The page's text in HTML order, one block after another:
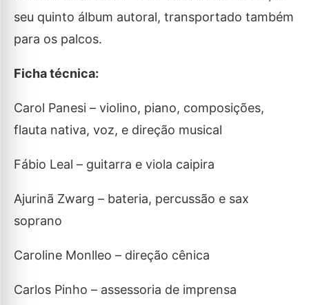
seu quinto álbum autoral, transportado também
para os palcos.
Ficha técnica:
Carol Panesi – violino, piano, composições,
flauta nativa, voz, e direção musical
Fábio Leal – guitarra e viola caipira
Ajurinã Zwarg – bateria, percussão e sax
soprano
Caroline Monlleo – direção cênica
Carlos Pinho – assessoria de imprensa